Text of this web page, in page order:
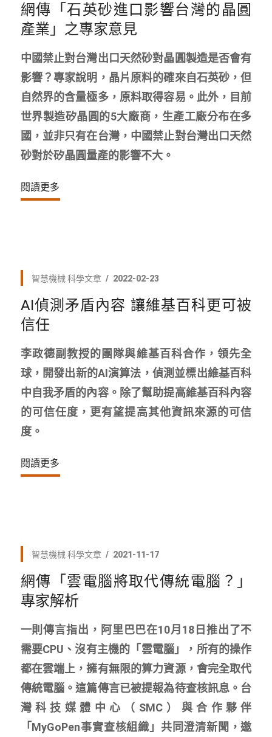
網傳「石英砂進口影響台灣的晶圓
產業」之專家意見
中國禁止對台灣出口天然砂對晶圓製造是否會有
影響？專家說明，晶片原料的確來自石英砂，但
自然界的含量極多，原料取得容易。此外，目前
世界製造矽晶圓的5大廠商，生產工廠分布在多
國，並非只有在台灣，中國禁止對台灣出口天然
砂對於矽晶圓量產的影響不大。
閱讀更多
智慧機械 科學文章 2022-02-23
AI偵測矛盾內容 讓維基百科更可被
信任
李政德副教授的團隊與維基百科合作，領先全
球，開發出新的AI演算法，偵測並標出維基百科
中自我矛盾的內容。除了幫助提高維基百科內容
的可信任度，更有望提高其他資訊來源的可信
度。
閱讀更多
智慧機械 科學文章 2021-11-17
網傳「雲電腦將取代傳統電腦？」
專家解析
一則傳言指出，阿里巴巴在10月18日推出了不
需要CPU、沒有主機的「雲電腦」，所有的操作
都在雲端上，擁有無限的算力資源，會完全取代
傳統電腦。這篇傳言已被提報為待查核訊息。台
灣科技媒體中心（SMC）與合作夥伴
「MyGoPen事實查核組織」共同澄清新聞，邀